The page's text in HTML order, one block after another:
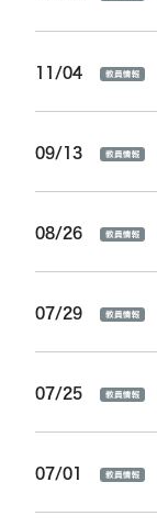
11/04
09/13
08/26
07/29
07/25
07/01